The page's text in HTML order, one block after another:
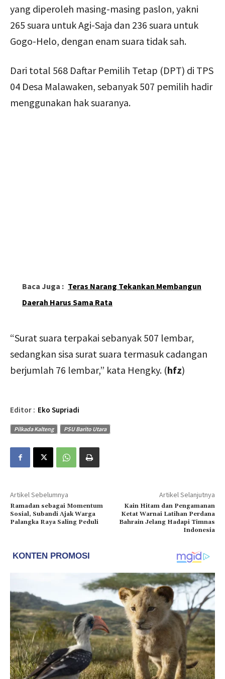
yang diperoleh masing-masing paslon, yakni
265 suara untuk Agi-Saja dan 236 suara untuk
Gogo-Helo, dengan enam suara tidak sah.
Dari total 568 Daftar Pemilih Tetap (DPT) di TPS
04 Desa Malawaken, sebanyak 507 pemilih hadir
menggunakan hak suaranya.
Baca Juga : Teras Narang Tekankan Membangun
Daerah Harus Sama Rata
“Surat suara terpakai sebanyak 507 lembar,
sedangkan sisa surat suara termasuk cadangan
berjumlah 76 lembar,” kata Hengky. (hfz)
Editor : Eko Supriadi
Pilkada Kalteng PSU Barito Utara
Artikel Sebelumnya
Ramadan sebagai Momentum
Sosial, Subandi Ajak Warga
Palangka Raya Saling Peduli
Artikel Selanjutnya
Kain Hitam dan Pengamanan
Ketat Warnai Latihan Perdana
Bahrain Jelang Hadapi Timnas
Indonesia